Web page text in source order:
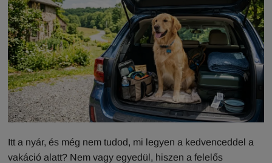
Itt a nyár, és még nem tudod, mi legyen a kedvenceddel a
vakáció alatt? Nem vagy egyedül, hiszen a felelős